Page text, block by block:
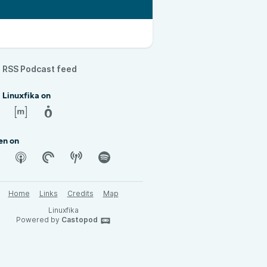
RSS Podcast feed
Linuxfika on
on
Home Links Credits
Map
Linuxfika
Powered by Castopod